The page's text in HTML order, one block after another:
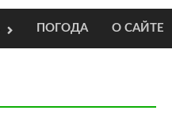
ПОГОДА О САЙТЕ